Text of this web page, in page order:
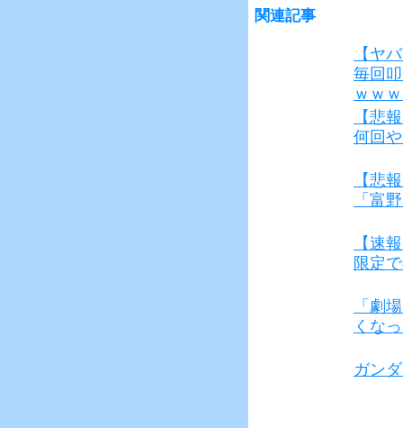
関連記事
【ヤ
毎回
ｗｗ
【悲
何回
【悲
「富
【速
限定
「劇
くな
ガン